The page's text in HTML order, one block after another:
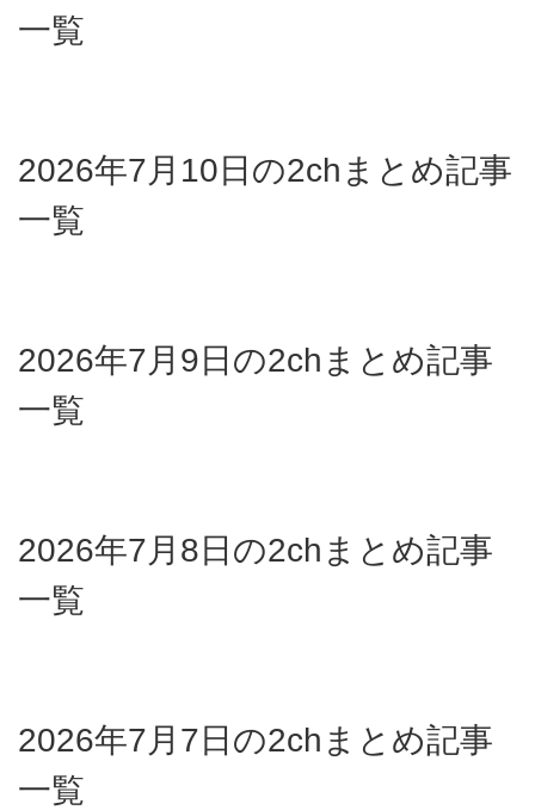
一覧
2026年7月10日の2chまとめ記事
一覧
2026年7月9日の2chまとめ記事
一覧
2026年7月8日の2chまとめ記事
一覧
2026年7月7日の2chまとめ記事
一覧